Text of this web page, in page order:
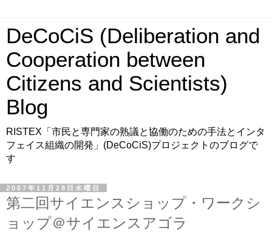
DeCoCiS (Deliberation and
Cooperation between
Citizens and Scientists)
Blog
RISTEX「市民と専門家の熟議と協働のための手法とインタ
フェイス組織の開発」(DeCoCiS)プロジェクトのブログで
す
2007年11月28日水曜日
第二回サイエンスショップ・ワークシ
ョップ＠サイエンスアゴラ